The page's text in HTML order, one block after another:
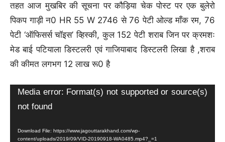
तहत आज मुखबिर की सूचना पर कौड़िया चेक पोस्ट पर एक बुलेरो
पिकप गाड़ी न0 HR 55 W 2746 से 76 पेटी ओल्ड माँक रम, 76
पेटी ‘ऑफिसर्स चॉइस’ व्हिस्की, कुल 152 पेटी शराब जिन पर क्रमशः
मेड बाई पटियाला डिस्टलरी एवं गाजियाबाद डिस्टलरी लिखा है ,शराब
की कीमत लगभग 12 लाख रू0 है
Video
Player
Media error: Format(s) not supported or source(s)
not found
Download File: https://www.jagouttarakhand.com/wp-
content/uploads/2019/09/VID-20190918-WA0485.mp4?_=1